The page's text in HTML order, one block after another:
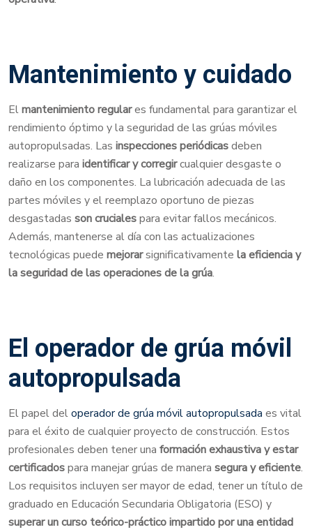
Mantenimiento y cuidado
Elmantenimiento regulares fundamental para garantizar el
rendimiento óptimo y la seguridad de las grúas móviles
autopropulsadas. Las inspecciones periódicasdeben
realizarse para identificar y corregircualquier desgaste o
daño en los componentes. La lubricación adecuada de las
partes móviles y el reemplazo oportuno de piezas
desgastadas son crucialespara evitar fallos mecánicos.
Además, mantenerse al día con las actualizaciones
tecnológicas puede mejorarsignificativamente la eficiencia y
la seguridad de las operaciones de la grúa.
El operador de grúa móvil
autopropulsada
El papel deloperador de grúa móvil autopropulsada es vital
para el éxito de cualquier proyecto de construcción. Estos
profesionales deben tener una formación exhaustiva y estar
certificadospara manejar grúas de manera segura y eficiente.
Los requisitos incluyen ser mayor de edad, tener un título de
graduado en Educación Secundaria Obligatoria (ESO) y
superar un curso teórico-práctico impartido por una entidad